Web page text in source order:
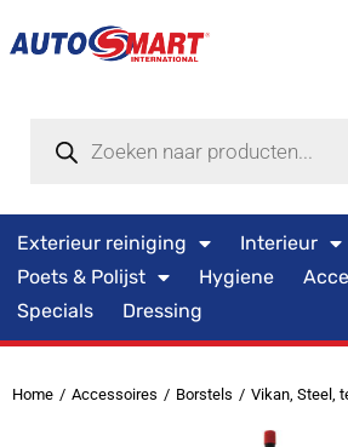
Exterieur reiniging
Interieur
Poets & Polijst
Hygiene
Specials
Dressing
Je bent hier:
Home Accessoires Borstels Vikan, Steel,